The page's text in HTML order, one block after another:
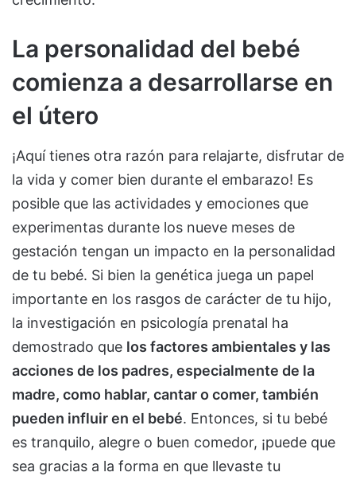
La personalidad del bebé
comienza a desarrollarse en
el útero
¡Aquí tienes otra razón para relajarte, disfrutar de
la vida y comer bien durante el embarazo! Es
posible que las actividades y emociones que
experimentas durante los nueve meses de
gestación tengan un impacto en la personalidad
de tu bebé. Si bien la genética juega un papel
importante en los rasgos de carácter de tu hijo,
la investigación en psicología prenatal ha
demostrado que los factores ambientales y las
acciones de los padres, especialmente de la
madre, como hablar, cantar o comer, también
pueden influir en el bebé. Entonces, si tu bebé
es tranquilo, alegre o buen comedor, ¡puede que
sea gracias a la forma en que llevaste tu